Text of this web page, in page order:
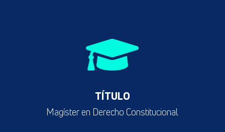

TÍTULO
Magíster en Derecho Constitucional